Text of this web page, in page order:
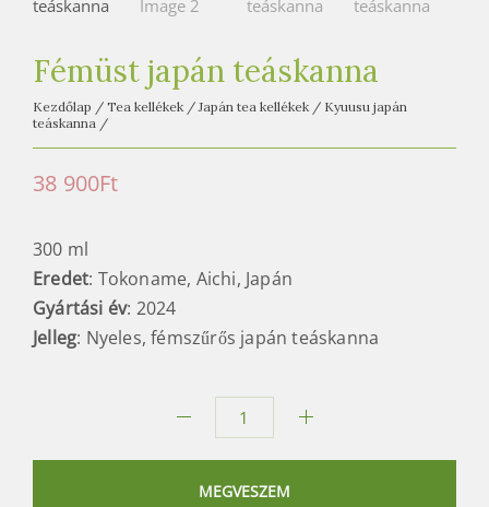
e
a
h
á
z
Fémüst japán teáskanna
Kezdőlap / Tea kellékek / Japán tea kellékek / Kyuusu japán
teáskanna /
38 900Ft
300 ml
Eredet: Tokoname, Aichi, Japán
Gyártási év: 2024
Jelleg: Nyeles, fémszűrős japán teáskanna
MEGVESZEM